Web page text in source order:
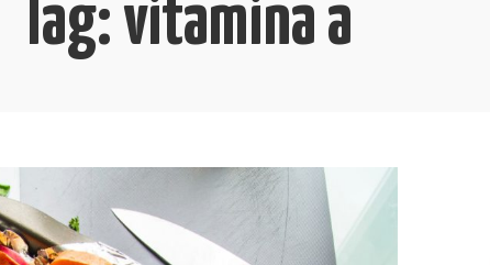
Tag:vitamina a